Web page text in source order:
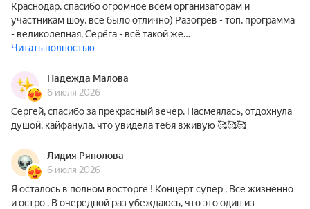
Краснодар, спасибо огромное всем организаторам и
участникам шоу, всё было отлично) Разогрев - топ, программа
- великолепная, Серёга - всё такой же…
Читать полностью
Надежда Малова
6 июля 2026
Сергей, спасибо за прекрасный вечер. Насмеялась, отдохнула
душой, кайфанула, что увидела тебя вживую 🥰🥰🥰
Лидия Ряполова
6 июля 2026
Я осталось в полном восторге ! Концерт супер , Все жизненно
и остро . В очередной раз убеждаюсь, что это один из